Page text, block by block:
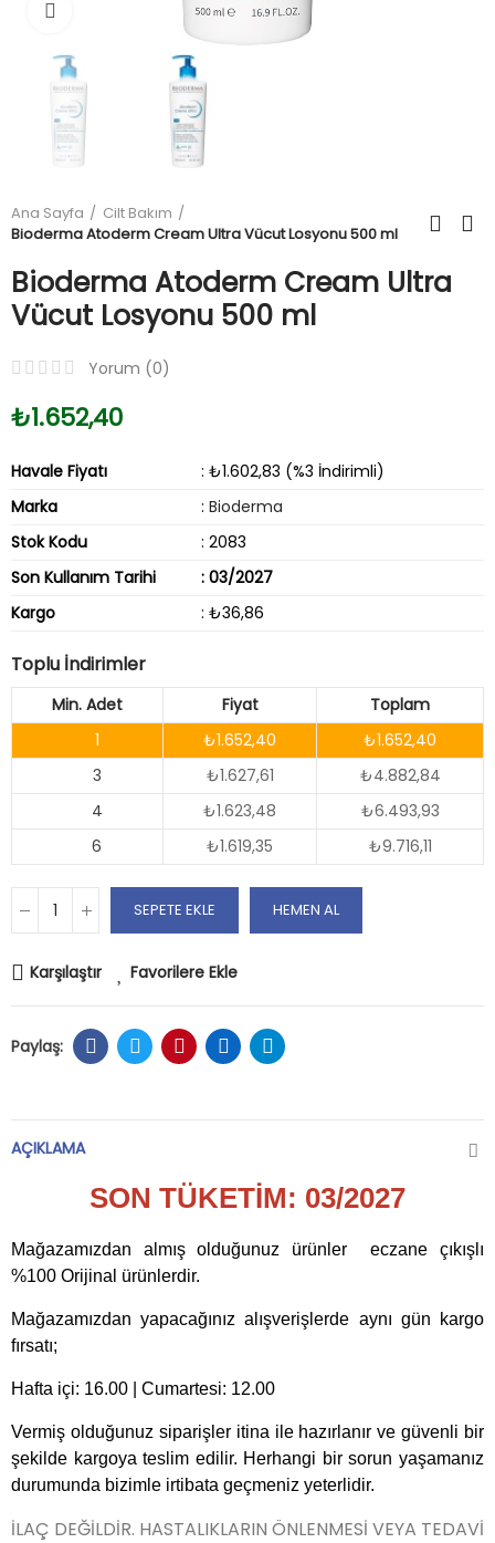
Ana Sayfa
Cilt Bakım
Bioderma Atoderm Cream Ultra Vücut Losyonu 500 ml
Bioderma Atoderm Cream Ultra
Vücut Losyonu 500 ml
Yorum (0)
₺1.652,40
Havale Fiyatı
: ₺1.602,83 (%3 İndirimli)
Marka
: Bioderma
Stok Kodu
: 2083
Son Kullanım Tarihi
: 03/2027
Kargo
: ₺36,86
Toplu İndirimler
Min. Adet Fiyat
Toplam
1
₺1.652,40
₺1.652,40
3
₺1.627,61
₺4.882,84
4
₺1.623,48
₺6.493,93
6
₺1.619,35 ₺9.716,11
SEPETE EKLE HEMEN AL
Karşılaştır Favorilere Ekle
AÇIKLAMA
SON TÜKETİM: 03/2027
Mağazamızdan almış olduğunuz ürünler eczane çıkışlı
%100 Orijinal ürünlerdir.
Mağazamızdan yapacağınız alışverişlerde aynı gün kargo
fırsatı;
Hafta içi: 16.00 | Cumartesi: 12.00
Vermiş olduğunuz siparişler itina ile hazırlanır ve güvenli bir
şekilde kargoya teslim edilir. Herhangi bir sorun yaşamanız
durumunda bizimle irtibata geçmeniz yeterlidir.
İLAÇ DEĞİLDİR. HASTALIKLARIN ÖNLENMESİ VEYA TEDAVİ